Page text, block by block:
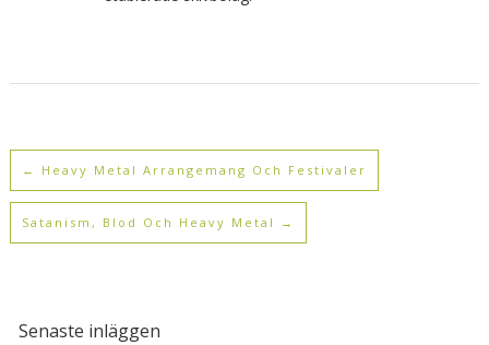
← Heavy Metal Arrangemang Och Festivaler
Satanism, Blod Och Heavy Metal →
Senaste inläggen